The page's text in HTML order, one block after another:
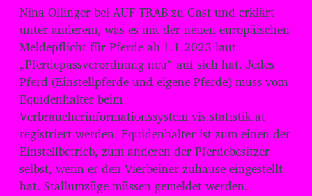
d
i
o
P
l
a
y
e
r
Nina Ollinger bei AUF TRAB zu Gast und erklärt
unter anderem, was es mit der neuen europäischen
Meldepflicht für Pferde ab 1.1.2023 laut
„Pferdepassverordnung neu“ auf sich hat. Jedes
Pferd (Einstellpferde und eigene Pferde) muss vom
Equidenhalter beim
Verbraucherinformationssystem vis.statistik.at
registriert werden. Equidenhalter ist zum einen der
Einstellbetrieb, zum anderen der Pferdebesitzer
selbst, wenn er den Vierbeiner zuhause eingestellt
hat. Stallumzüge müssen gemeldet werden.